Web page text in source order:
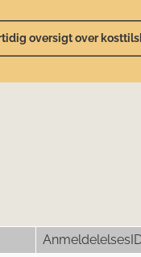
oversigt over